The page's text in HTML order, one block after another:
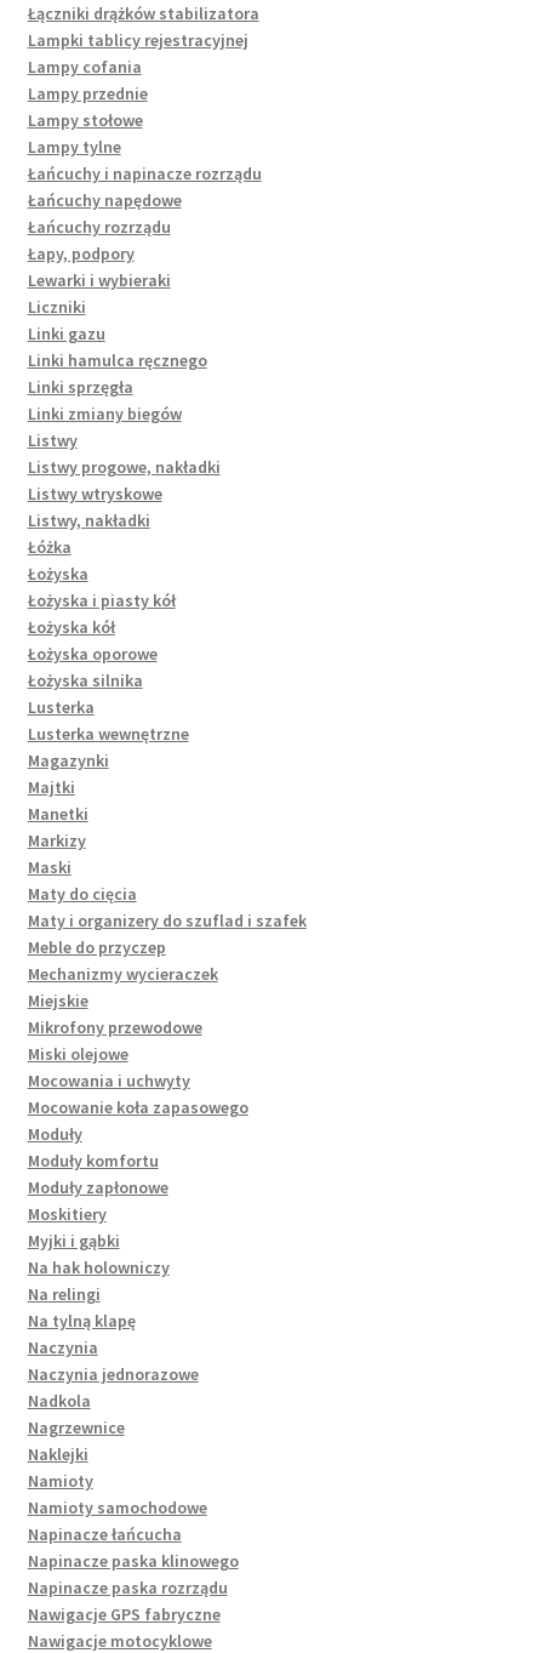
Łączniki drążków stabilizatora
Lampki tablicy rejestracyjnej
Lampy cofania
Lampy przednie
Lampy stołowe
Lampy tylne
Łańcuchy i napinacze rozrządu
Łańcuchy napędowe
Łańcuchy rozrządu
Łapy, podpory
Lewarki i wybieraki
Liczniki
Linki gazu
Linki hamulca ręcznego
Linki sprzęgła
Linki zmiany biegów
Listwy
Listwy progowe, nakładki
Listwy wtryskowe
Listwy, nakładki
Łóżka
Łożyska
Łożyska i piasty kół
Łożyska kół
Łożyska oporowe
Łożyska silnika
Lusterka
Lusterka wewnętrzne
Magazynki
Majtki
Manetki
Markizy
Maski
Maty do cięcia
Maty i organizery do szuflad i szafek
Meble do przyczep
Mechanizmy wycieraczek
Miejskie
Mikrofony przewodowe
Miski olejowe
Mocowania i uchwyty
Mocowanie koła zapasowego
Moduły
Moduły komfortu
Moduły zapłonowe
Moskitiery
Myjki i gąbki
Na hak holowniczy
Na relingi
Na tylną klapę
Naczynia
Naczynia jednorazowe
Nadkola
Nagrzewnice
Naklejki
Namioty
Namioty samochodowe
Napinacze łańcucha
Napinacze paska klinowego
Napinacze paska rozrządu
Nawigacje GPS fabryczne
Nawigacje motocyklowe